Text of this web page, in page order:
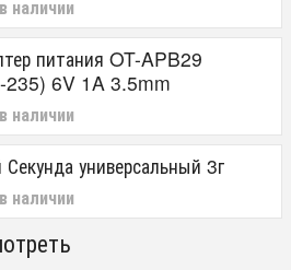
наличии
питания OT-APB29
235) 6V 1A 3.5mm
наличии
Секунда универсальный 3г
наличии